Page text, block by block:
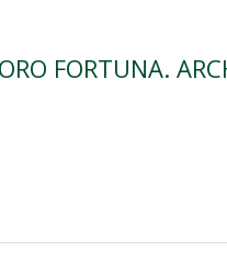
FORTUNA.